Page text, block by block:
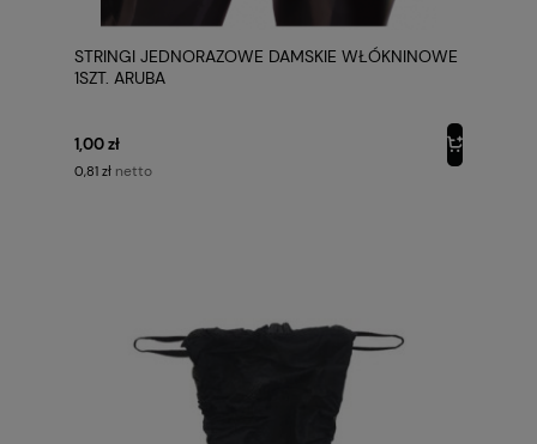
STRINGI JEDNORAZOWE DAMSKIE WŁÓKNINOWE
1SZT. ARUBA
1,00 zł
0,81 zł netto